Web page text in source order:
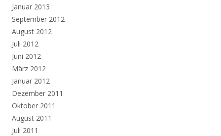
Januar 2013
September 2012
August 2012
Juli 2012
Juni 2012
März 2012
Januar 2012
Dezember 2011
Oktober 2011
August 2011
Juli 2011